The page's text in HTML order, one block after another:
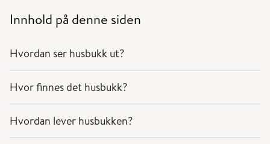
Innhold på denne siden
Hvordan ser husbukk ut?
Hvor finnes det husbukk?
Hvordan lever husbukken?